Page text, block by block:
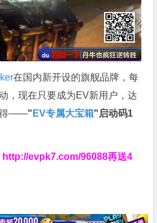
在国内新开设的旗舰品牌，每
，现在只要成为EV新用户，达
得——" EV专属大宝箱"启动码1
http://evpk7.com/96088再送4